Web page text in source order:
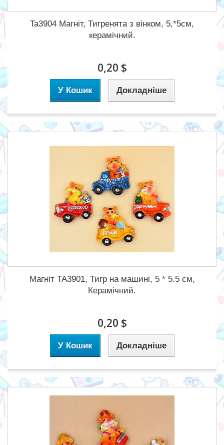
Ta3904 Магніт, Тигренята з вінком, 5,*5см,
керамічний.
0,20 $
У Кошик Докладніше
Магніт TA3901, Тигр на машині, 5 * 5.5 см,
Керамічний.
0,20 $
У Кошик Докладніше